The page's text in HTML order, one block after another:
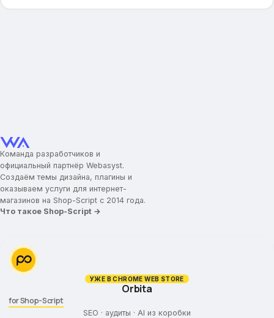
Команда разработчиков и
официальный партнёр Webasyst.
Создаём темы дизайна, плагины и
оказываем услуги для интернет-
магазинов на Shop-Script с 2014 года.
Что такое Shop-Script →
УЖЕ В CHROME WEB STORE
Orbita
for Shop-Script
SEO · аудиты · AI из коробки